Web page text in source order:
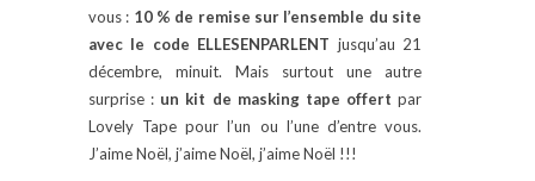
vous : 10 % de remise sur l’ensemble du site
avec le code ELLESENPARLENT jusqu’au 21
décembre, minuit. Mais surtout une autre
surprise : un kit de masking tape offert par
Lovely Tape pour l’un ou l’une d’entre vous.
J’aime Noël, j’aime Noël, j’aime Noël !!!